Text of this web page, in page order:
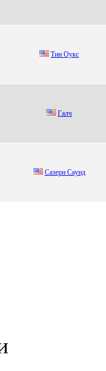
Tин Оукс
Галч
Сaзерн Сaунд